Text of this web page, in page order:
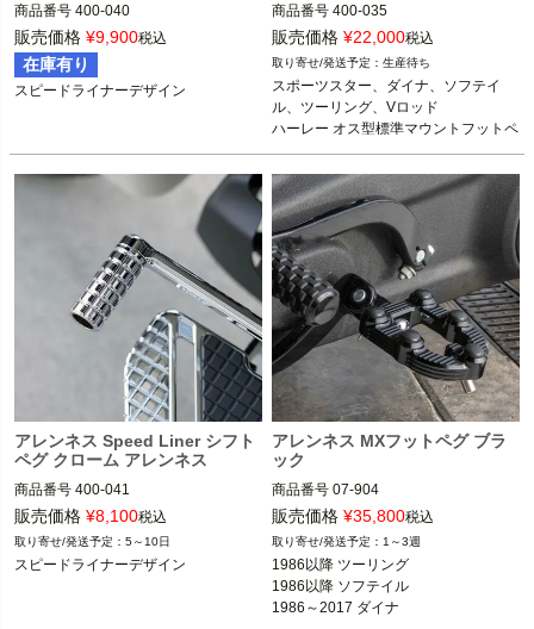
商品番号 400-040
スポーツスター
ダイナ
ソフテイル
Arlen Ness（アレンネス）
販売価格 ¥9,900税込
在庫有り
スピードライナーデザイン
商品番号 400-035
販売価格 ¥22,000税込
生産待ち
スポーツスター、ダイナ、ソフテイ
ル、ツーリング、Vロッド
ハーレー オス型標準マウントフットペ
グ
アレンネス Speed Liner シフト
ペグ クローム アレンネス
商品番号 400-041
スポーツスター
ダイナ
ソフテイル
販売価格 ¥8,100税込
5～10日
スピードライナーデザイン
アレンネス MXフットペグ ブラ
ック
商品番号 07-904
3OT：1620-2000
2BC：525315
1986以降 ツーリング
※フットペグ装着車
1986以降 ソフテイル
販売価格 ¥35,800税込
1～3週
1986以降 ツーリング
1986以降 ソフテイル
1986～2017 ダイナ